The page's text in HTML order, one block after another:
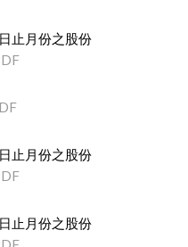
止月份之股份
止月份之股份
止月份之股份